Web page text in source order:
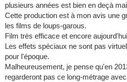
plusieurs années est bien en deçà
Cette production est à mon avis une
les films de loups-garous.
Film très efficace et encore
Les effets spéciaux ne sont pas
pour l'époque.
Malheureusement, je pense qu'en
regarderont pas ce long-métrage